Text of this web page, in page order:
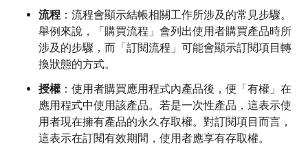
流程 ：流程會顯示結帳相關工作所涉及的常見步驟。
舉例來說，「購買流程」 會列出使用者購買產品時所
涉及的步驟，而「訂閱流程」 可能會顯示訂閱項目轉
換狀態的方式。
授權 ：使用者購買應用程式內產品後，便「有權」 在
應用程式中使用該產品。若是一次性產品，這表示使
用者現在擁有產品的永久存取權。對訂閱項目而言，
這表示在訂閱有效期間，使用者應享有存取權。